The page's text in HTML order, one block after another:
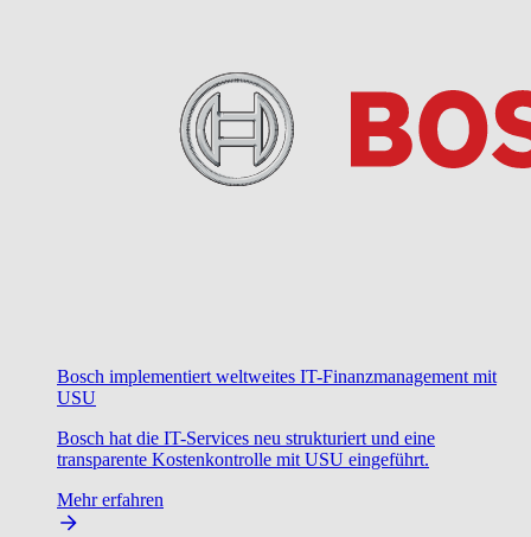
Bosch implementiert weltweites IT-Finanzmanagement mit
USU
Bosch hat die IT-Services neu strukturiert und eine
transparente Kostenkontrolle mit USU eingeführt.
Mehr erfahren